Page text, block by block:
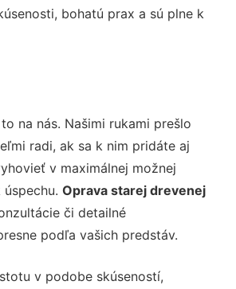
bohatú prax a sú plne k
na nás. Našimi rukami prešlo
radi, ak sa k nim pridáte aj
v maximálnej možnej
Oprava starej drevenej
či detailné
podľa vašich predstáv.
v podobe skúseností,